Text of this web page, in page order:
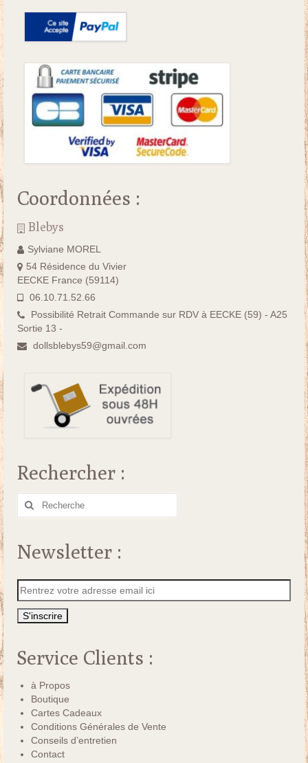
Coordonnées :
Blebys
Sylviane MOREL
54 Résidence du Vivier
EECKE France (59114)
06.10.71.52.66
Possibilité Retrait Commande sur RDV à EECKE (59) - A25
Sortie 13 -
dollsblebys59@gmail.com
Rechercher :
Rechercher
Newsletter :
Service Clients :
à Propos
Boutique
Cartes Cadeaux
Conditions Générales de Vente
Conseils d’entretien
Contact